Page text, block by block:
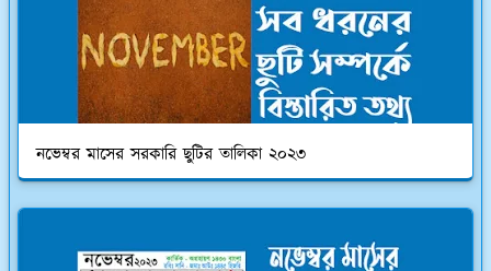
নভেম্বর মাসের সরকারি ছুটির তালিকা ২০২৩